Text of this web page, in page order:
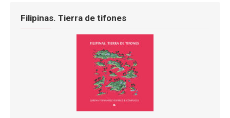
Filipinas. Tierra de tifones